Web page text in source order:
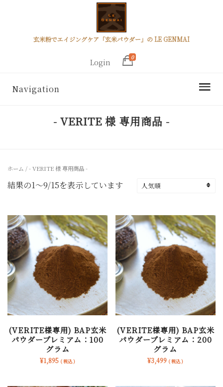
玄米粉でエイジングケア「玄米パウダー」の LE GENMAI
Login
0
Navigation
- VERITE 様 専用商品 -
ホーム / - VERITE 様 専用商品 -
結果の1～9/15を表示しています
順
(VERITE様専用) BAP玄米
パウダープレミアム：100
グラム
¥1,895 ( 税込 )
(VERITE様専用) BAP玄米
パウダープレミアム：200
グラム
¥3,499 ( 税込 )